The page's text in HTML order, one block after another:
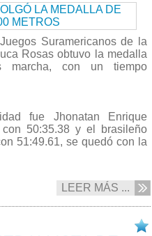
Suramericanos de la
Rosas obtuvo la medalla
marcha, con un tiempo
fue Jhonatan Enrique
50:35.38 y el brasileño
51:49.61, se quedó con la
LEER MÁS ...